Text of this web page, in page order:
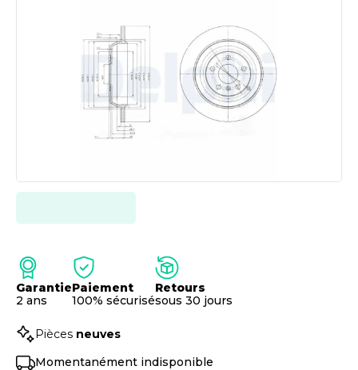
Garantie
2 ans
Paiement
100% sécurisé
Retours
sous 30 jours
Pièces neuves
Momentanément indisponible